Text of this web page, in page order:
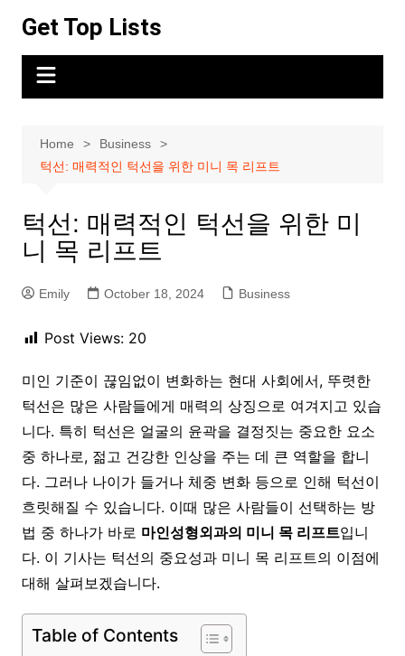
content
Get Top Lists
Home
Business
턱선: 매력적인 턱선을 위한 미니 목 리프트
턱선: 매력적인 턱선을 위한 미
니 목 리프트
Emily October 18, 2024 Business
Post Views: 20
미인 기준이 끊임없이 변화하는 현대 사회에서, 뚜렷한
턱선은 많은 사람들에게 매력의 상징으로 여겨지고 있습
니다. 특히 턱선은 얼굴의 윤곽을 결정짓는 중요한 요소
중 하나로, 젊고 건강한 인상을 주는 데 큰 역할을 합니
다. 그러나 나이가 들거나 체중 변화 등으로 인해 턱선이
흐릿해질 수 있습니다. 이때 많은 사람들이 선택하는 방
법 중 하나가 바로 마인성형외과의 미니 목 리프트입니
다. 이 기사는 턱선의 중요성과 미니 목 리프트의 이점에
대해 살펴보겠습니다.
Table of Contents